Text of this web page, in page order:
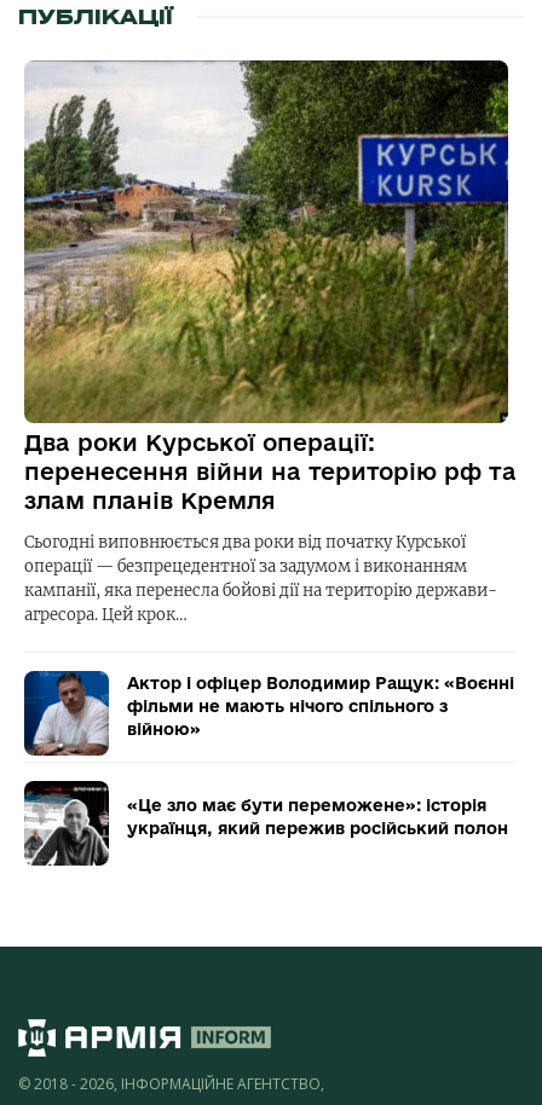
ПУБЛІКАЦІЇ
Два роки Курської операції:
перенесення війни на територію рф та
злам планів Кремля
Сьогодні виповнюється два роки від початку Курської
операції — безпрецедентної за задумом і виконанням
кампанії, яка перенесла бойові дії на територію держави-
агресора. Цей крок…
Актор і офіцер Володимир Ращук: «Воєнні
фільми не мають нічого спільного з
війною»
«Це зло має бути переможене»: історія
українця, який пережив російський полон
© 2018 - 2026, ІНФОРМАЦІЙНЕ АГЕНТСТВО,